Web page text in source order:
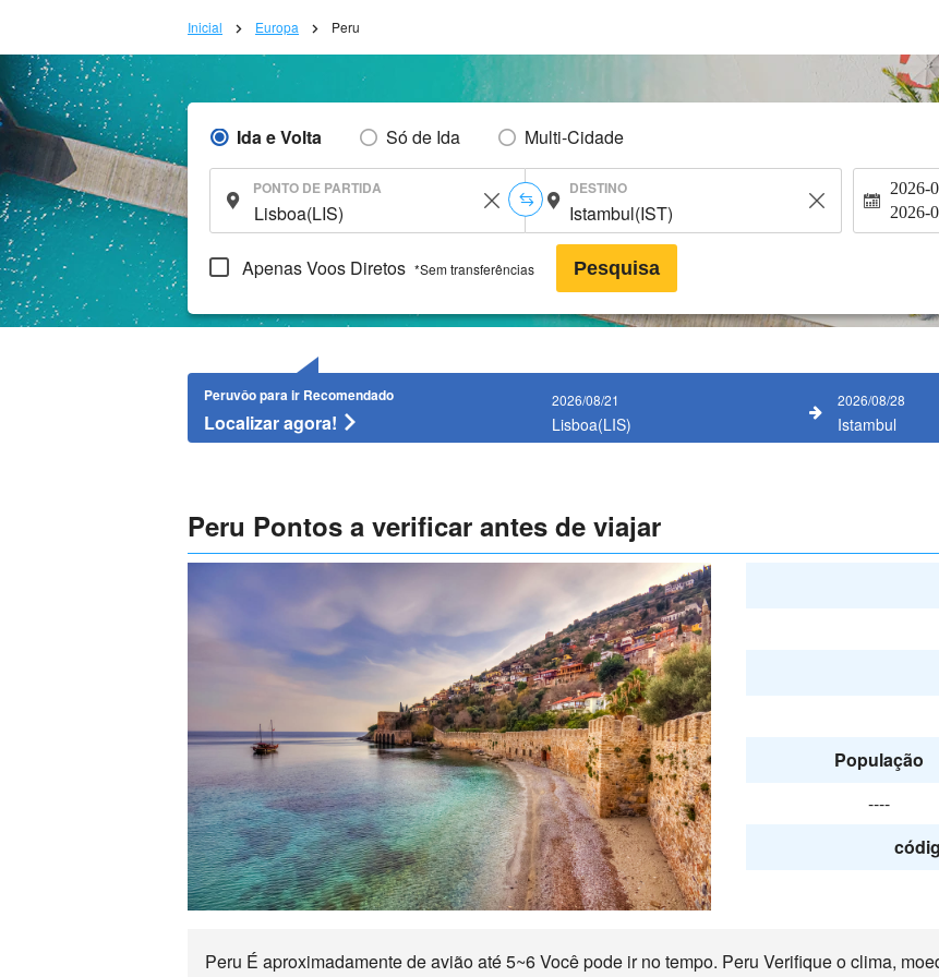
Inicial Europa Peru
Ida e Volta Só de Ida Multi-Cidade
PONTO DE PARTIDA DESTINO 2026-
2026-
Apenas Voos Diretos *Sem transferências Pesquisa
Peruvôo para ir Recomendado
Localizar agora!
2026/08/21
Lisboa(LIS)
2026/08/28
Istambul
Peru Pontos a verificar antes de viajar
População
----
Peru É aproximadamente de avião até 5~6 Você pode ir no tempo. Peru Verifique o clima,